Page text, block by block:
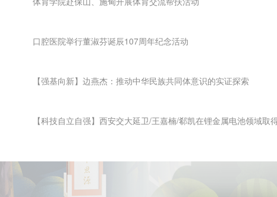
口腔医院举行董淑芬诞辰107周年纪念活动
【强基向新】边燕杰：推动中华民族共同体意识的实证探索
【科技自立自强】西安交大延卫/王嘉楠/郗凯在锂金属电池领域取